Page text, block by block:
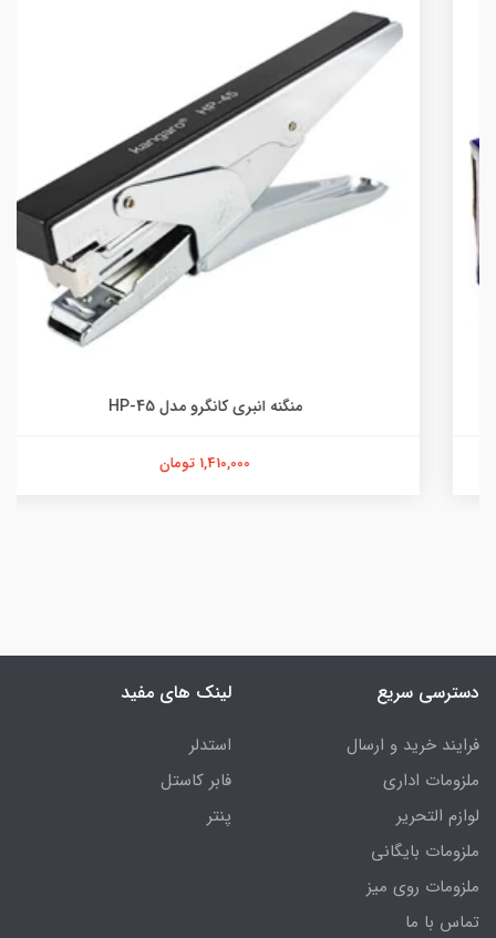
منگنه انبری کانگرو مدل HP-45
1,410,000 تومان
دسترسی سریع
فرایند خرید و ارسال
ملزومات اداری
لوازم التحریر
ملزومات بایگانی
ملزومات روی میز
تماس با ما
لینک های مفید
استدلر
فابر کاستل
پنتر